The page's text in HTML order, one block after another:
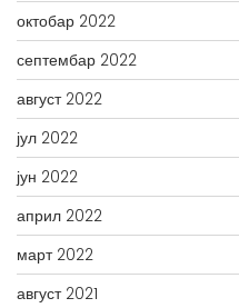
октобар 2022
септембар 2022
август 2022
јул 2022
јун 2022
април 2022
март 2022
август 2021